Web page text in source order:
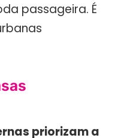
passageira. É
priorizam a